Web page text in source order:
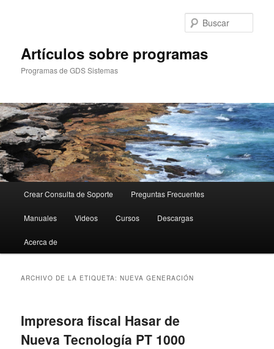
Artículos sobre programas
Programas de GDS Sistemas
principal
Crear Consulta de Soporte Preguntas Frecuentes
Manuales Videos Cursos Descargas
Acerca de
ARCHIVO DE LA ETIQUETA:NUEVA GENERACIÓN
Impresora fiscal Hasar de
Nueva Tecnología PT 1000